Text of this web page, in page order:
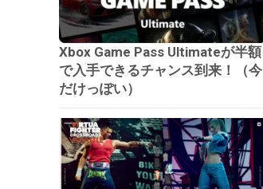
Xbox Game Pass Ultimateが半額
で入手できるチャンス到来！（今
だけっぽい）